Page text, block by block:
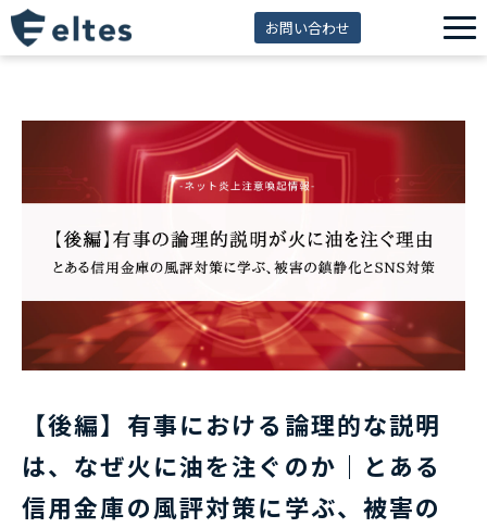
お問い合わせ
解決できる課題
セミナー
資料ダウンロード
導入事例
【後編】有事における論理的な説明
は、なぜ火に油を注ぐのか｜とある
信用金庫の風評対策に学ぶ、被害の